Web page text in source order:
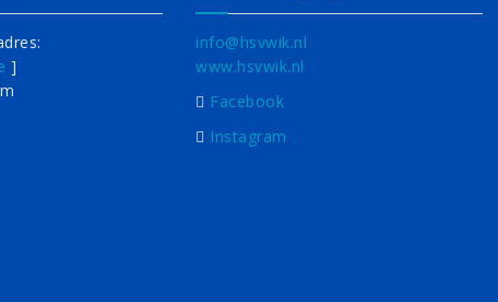
]
info@hsvwik.nl
www.hsvwik.nl
Facebook
Instagram